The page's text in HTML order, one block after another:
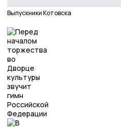
Выпускники Котовска